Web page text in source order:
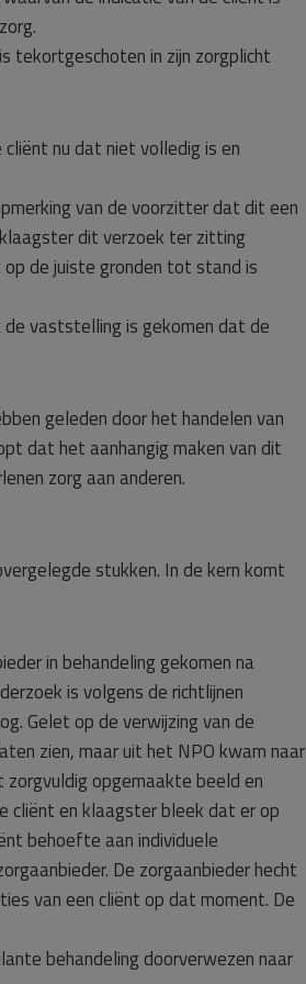
tekortgeschoten in zijn zorgplicht
nu dat niet volledig is en
van de voorzitter dat dit een
dit verzoek ter zitting
de juiste gronden tot stand is
vaststelling is gekomen dat de
geleden door het handelen van
dat het aanhangig maken van dit
zorg aan anderen.
stukken. In de kern komt
in behandeling gekomen na
is volgens de richtlijnen
Gelet op de verwijzing van de
zien, maar uit het NPO kwam naar
opgemaakte beeld en
cliënt en klaagster bleek dat er op
behoefte aan individuele
De zorgaanbieder hecht
van een cliënt op dat moment. De
behandeling doorverwezen naar